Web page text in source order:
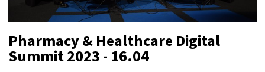
Pharmacy & Healthcare Digital
Summit 2023 - 16.04